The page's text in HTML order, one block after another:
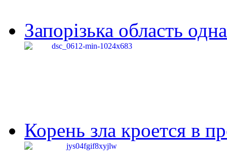
Запорізька область
Корень зла кроется в